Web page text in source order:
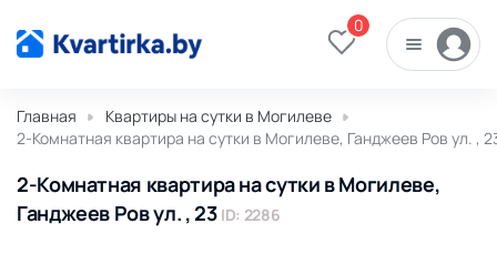
0
Главная
Квартиры на сутки в Могилеве
2-Комнатная квартира на сутки в Могилеве, Ганджеев Ров ул. ,
2-Комнатная квартира на сутки в Могилеве,
Ганджеев Ров ул. , 23 ID: 2286